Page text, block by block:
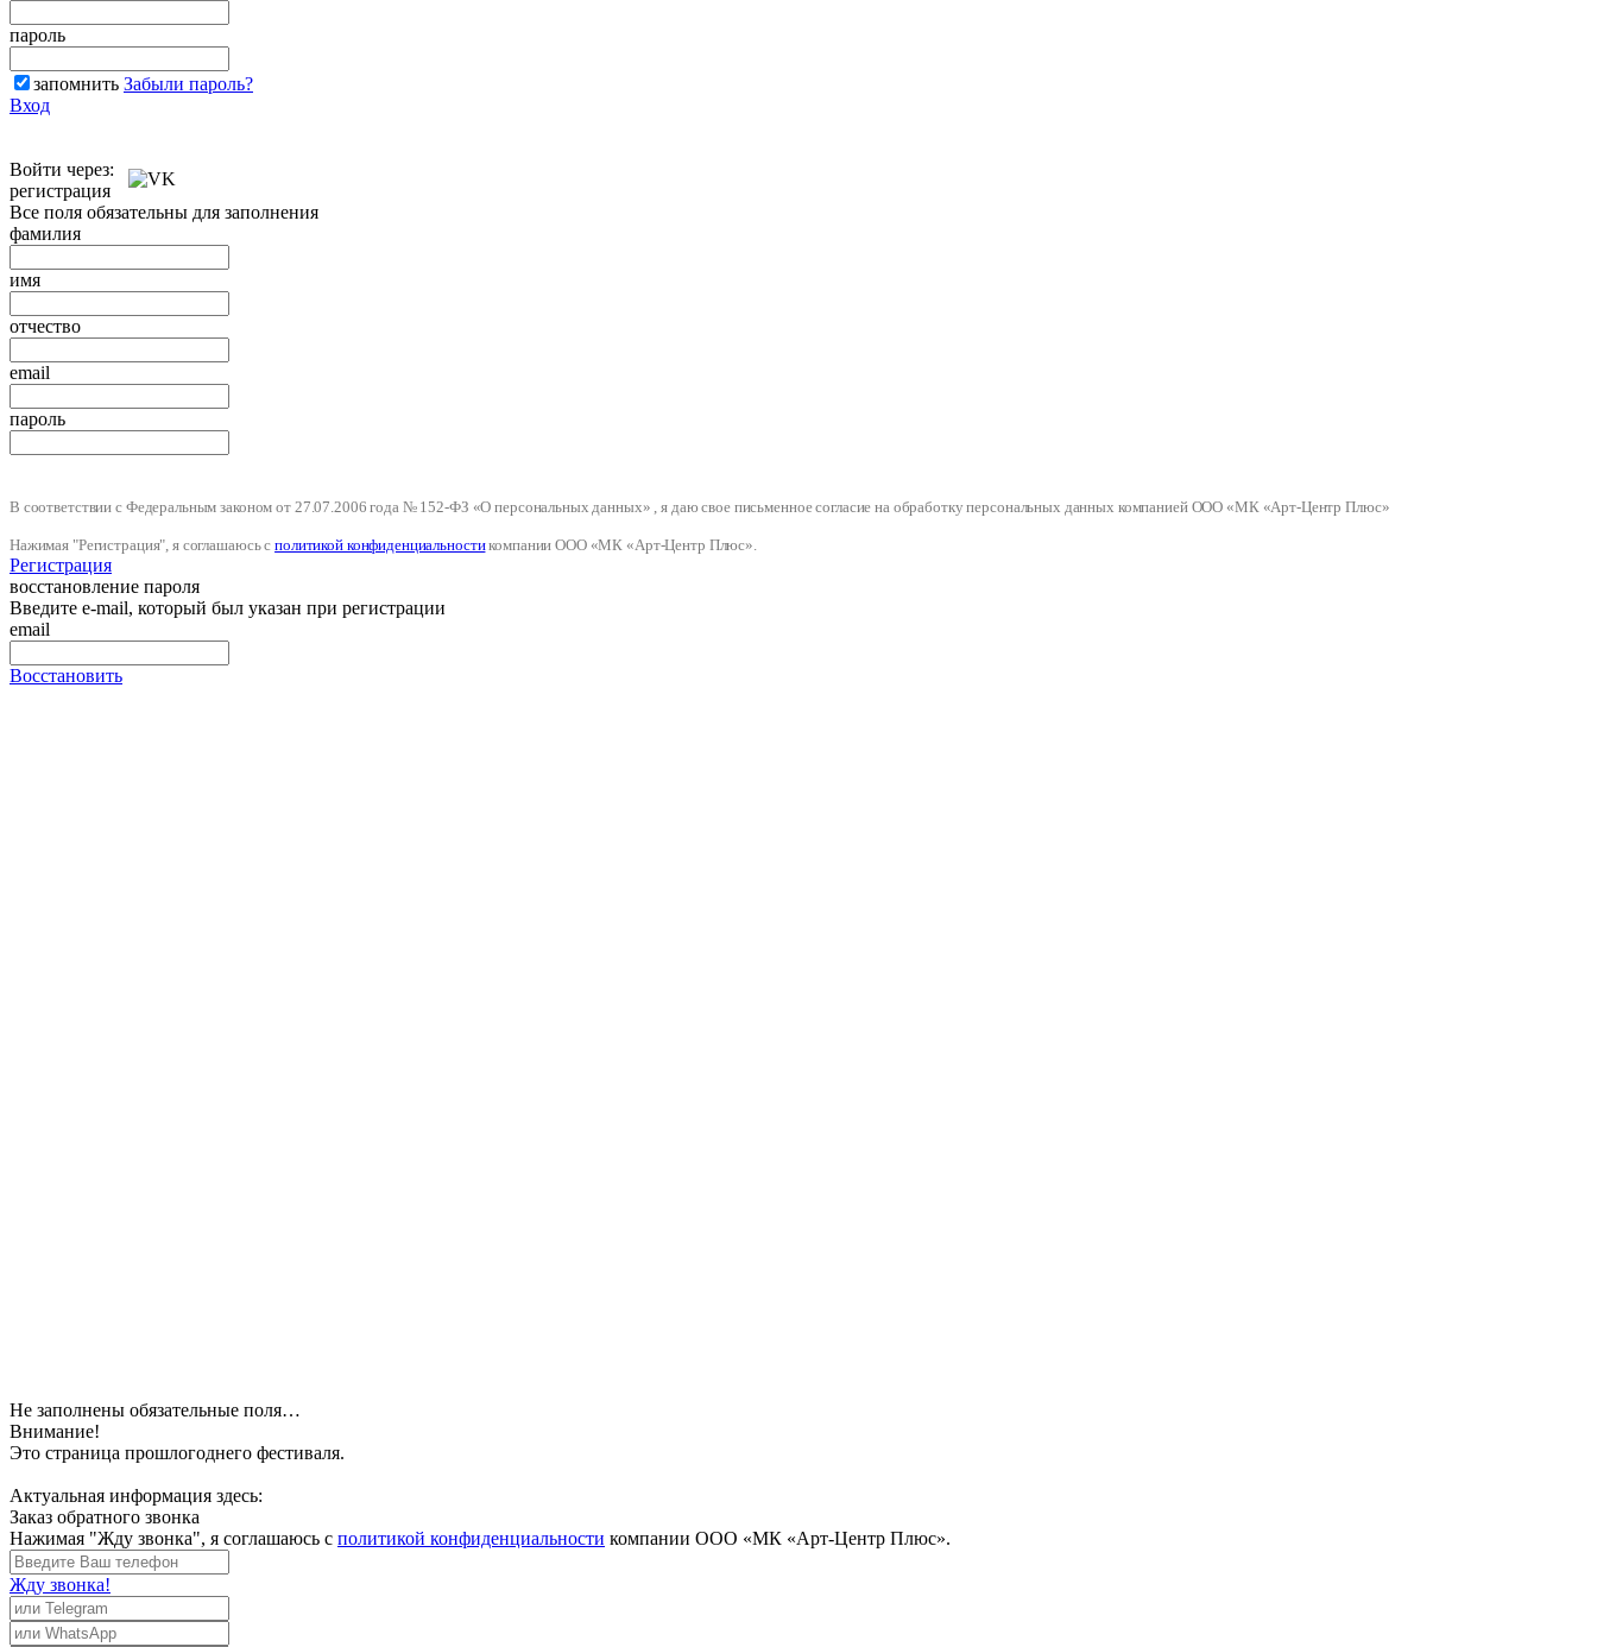
пароль
запомнить Забыли пароль?
Вход
Войти через:
регистрация
Все поля обязательны для заполнения
фамилия
имя
отчество
email
пароль
В соответствии с Федеральным законом от 27.07.2006 года № 152-ФЗ «О персональных данных» , я даю свое письменное согласие на обработку персональных данных компанией ООО «МК «Арт-Центр Плюс»
Нажимая "Регистрация", я соглашаюсь сполитикой конфиденциальностикомпании ООО «МК «Арт-Центр Плюс».
Регистрация
восстановление пароля
Введите e-mail, который был указан при регистрации
email
Восстановить
Не заполнены обязательные поля…
Внимание!
Это страница прошлогоднего фестиваля.
Актуальная информация здесь:
Заказ обратного звонка
Нажимая "Жду звонка", я соглашаюсь с политикой конфиденциальности компании ООО «МК «Арт-Центр Плюс».
Жду звонка!